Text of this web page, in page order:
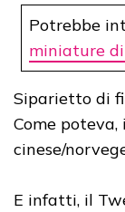
Potrebbe
miniature
Siparietto di
Come poteva,
cinese/
E infatti, il